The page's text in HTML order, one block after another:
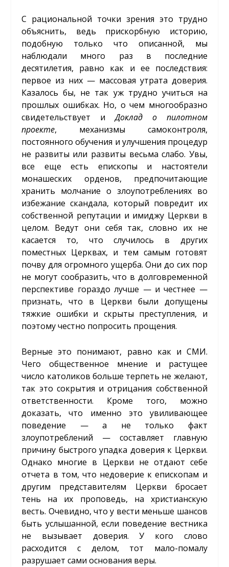
С рациональной точки зрения это трудно
объяснить, ведь прискорбную историю,
подобную только что описанной, мы
наблюдали много раз в последние
десятилетия, равно как и ее последствия:
первое из них — массовая утрата доверия.
Казалось бы, не так уж трудно учиться на
прошлых ошибках. Но, о чем многообразно
свидетельствует иДоклад о
пилотном
проекте, механизмы самоконтроля,
постоянного обучения и улучшения процедур
не развиты или развиты весьма слабо. Увы,
все еще есть епископы и настоятели
монашеских орденов, предпочитающие
хранить молчание о злоупотреблениях во
избежание скандала, который повредит их
собственной репутации и имиджу Церкви в
целом. Ведут они себя так, словно их не
касается то, что случилось в других
поместных Церквах, и тем самым готовят
почву для огромного ущерба. Они до сих пор
не могут сообразить, что в долговременной
перспективе гораздо лучше — и честнее —
признать, что в Церкви были допущены
тяжкие ошибки и скрыты преступления, и
поэтому честно попросить прощения.
Верные это понимают, равно как и СМИ.
Чего общественное мнение и растущее
число католиков больше терпеть не желают,
так это сокрытия и отрицания собственной
ответственности. Кроме того, можно
доказать, что именно это увиливающее
поведение — а не только факт
злоупотреблений — составляет главную
причину быстрого упадка доверия к Церкви.
Однако многие в Церкви не отдают себе
отчета в том, что недоверие к епископам и
другим представителям Церкви бросает
тень на их проповедь, на христианскую
весть. Очевидно, что у вести меньше шансов
быть услышанной, если поведение вестника
не вызывает доверия. У кого слово
расходится с делом, тот мало-помалу
разрушает сами основания веры.